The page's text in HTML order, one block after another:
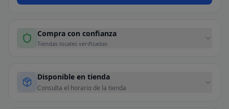
Compra con confianza
Tiendas locales verificadas
Disponible en tienda
Consulta el horario de la tienda